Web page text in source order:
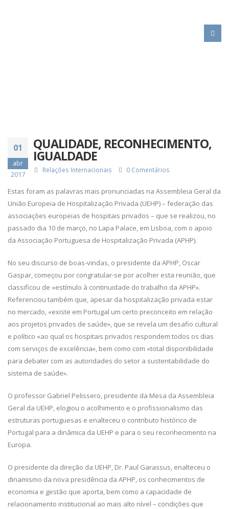
01
abr
2017
QUALIDADE, RECONHECIMENTO,
IGUALDADE
Relações Internacionais 0 Comentários
Estas foram as palavras mais pronunciadas na Assembleia Geral da
União Europeia de Hospitalização Privada (UEHP) – federação das
associações europeias de hospitais privados – que se realizou, no
passado dia 10 de março, no Lapa Palace, em Lisboa, com o apoio
da Associação Portuguesa de Hospitalização Privada (APHP).
No seu discurso de boas-vindas, o presidente da APHP, Oscar
Gaspar, começou por congratular-se por acolher esta reunião, que
classificou de «estímulo à continuidade do trabalho da APHP».
Referenciou também que, apesar da hospitalização privada estar
no mercado, «existe em Portugal um certo preconceito em relação
aos projetos privados de saúde», que se revela um desafio cultural
e político «ao qual os hospitais privados respondem todos os dias
com serviços de excelência», bem como com «total disponibilidade
para debater com as autoridades do setor a sustentabilidade do
sistema de saúde».
O professor Gabriel Pelissero, presidente da Mesa da Assembleia
Geral da UEHP, elogiou o acolhimento e o profissionalismo das
estruturas portuguesas e enalteceu o contributo histórico de
Portugal para a dinâmica da UEHP e para o seu reconhecimento na
Europa.
O presidente da direção da UEHP, Dr. Paul Garassus, enalteceu o
dinamismo da nova presidência da APHP, os conhecimentos de
economia e gestão que aporta, bem como a capacidade de
relacionamento institucional ao mais alto nível – condições que